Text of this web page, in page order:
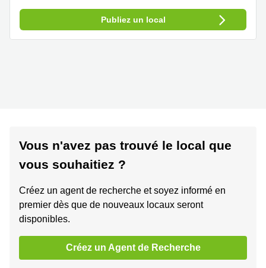
Publiez un local
Vous n'avez pas trouvé le local que
vous souhaitiez ?
Créez un agent de recherche et soyez informé en
premier dès que de nouveaux locaux seront
disponibles.
Créez un Agent de Recherche